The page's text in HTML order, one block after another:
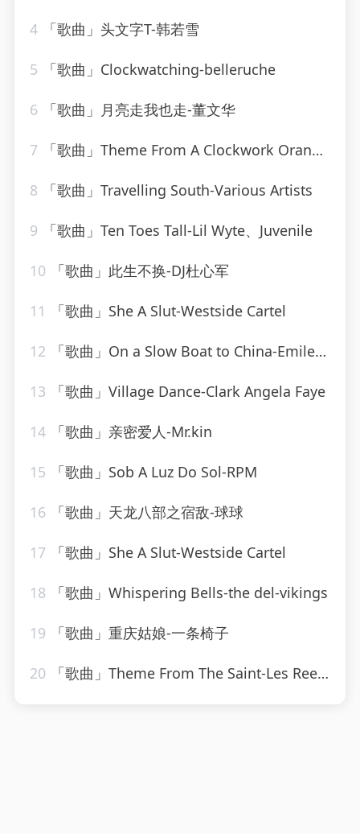
4 「歌曲」头文字T-韩若雪
5 「歌曲」Clockwatching-belleruche
6 「歌曲」月亮走我也走-董文华
7 「歌曲」Theme From A Clockwork Orange-Various Artists
8 「歌曲」Travelling South-Various Artists
9 「歌曲」Ten Toes Tall-Lil Wyte、Juvenile
10 「歌曲」此生不换-DJ杜心军
11 「歌曲」She A Slut-Westside Cartel
12 「歌曲」On a Slow Boat to China-Emile Ford & The Checkmates
13 「歌曲」Village Dance-Clark Angela Faye
14 「歌曲」亲密爱人-Mr.kin
15 「歌曲」Sob A Luz Do Sol-RPM
16 「歌曲」天龙八部之宿敌-球球
17 「歌曲」She A Slut-Westside Cartel
18 「歌曲」Whispering Bells-the del-vikings
19 「歌曲」重庆姑娘-一条椅子
20 「歌曲」Theme From The Saint-Les Reed Brass